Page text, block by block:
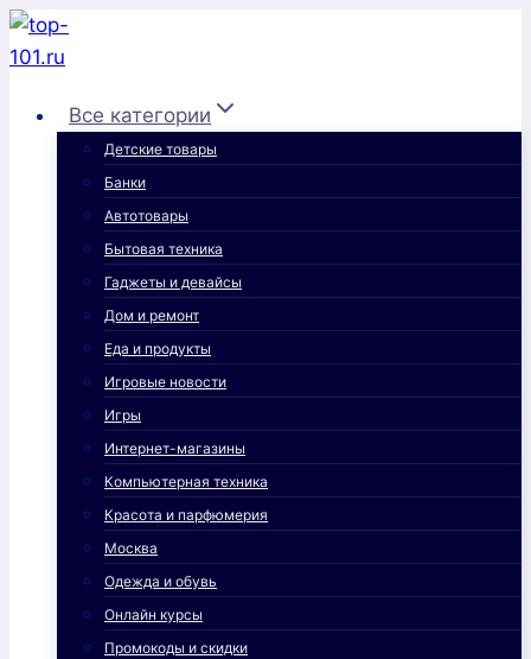
Перейти
к
Все категории
Детские товары
Банки
Автотовары
Бытовая техника
Гаджеты и девайсы
Дом и ремонт
Еда и продукты
Игровые новости
Игры
Интернет-магазины
Компьютерная техника
Красота и парфюмерия
Москва
Одежда и обувь
Онлайн курсы
Промокоды и скидки